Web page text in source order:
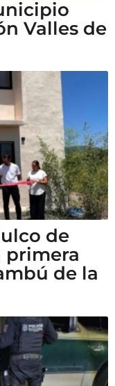
Valles de
de
primera
de la